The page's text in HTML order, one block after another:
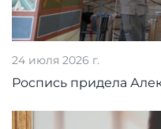
24 июля 2026 г.
Роспись придела